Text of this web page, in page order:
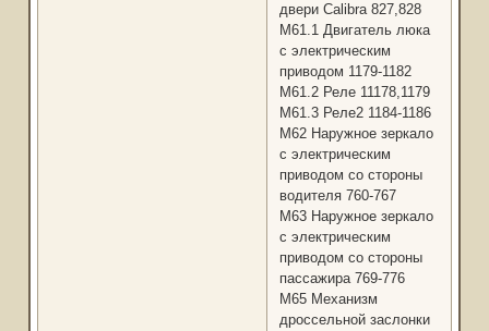
двери Calibra 827,828
М61.1 Двигатель люка
с электрическим
приводом 1179-1182
М61.2 Реле 11178,1179
М61.3 Реле2 1184-1186
М62 Наружное зеркало
с электрическим
приводом со стороны
водителя 760-767
М63 Наружное зеркало
с электрическим
приводом со стороны
пассажира 769-776
М65 Механизм
дроссельной заслонки